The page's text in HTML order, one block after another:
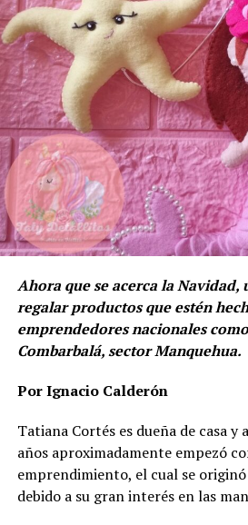
Ahora que se acerca la Navidad,
regalar productos que estén
emprendedores nacionales
Combarbalá, sector Manquehua.
Por Ignacio Calderón
Tatiana Cortés es dueña de casa y
años aproximadamente empezó
emprendimiento, el cual se
debido a su gran interés en las